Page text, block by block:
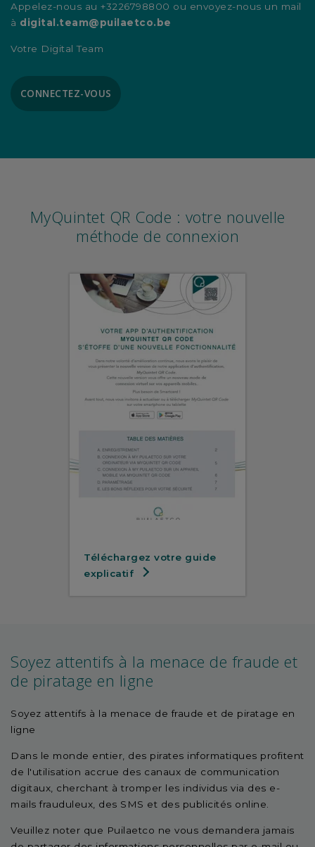
Appelez-nous au +3226798800 ou envoyez-nous un mail
à digital.team@puilaetco.be
Votre Digital Team
CONNECTEZ-VOUS
MyQuintet QR Code : votre nouvelle
méthode de connexion
Téléchargez votre guide
explicatif
Soyez attentifs à la menace de fraude et
de piratage en ligne
Soyez attentifs à la menace de fraude et de piratage en
ligne
Dans le monde entier, des pirates informatiques profitent
de l'utilisation accrue des canaux de communication
digitaux, cherchant à tromper les individus via des e-
mails frauduleux, des SMS et des publicités online.
Veuillez noter que Puilaetco ne vous demandera jamais